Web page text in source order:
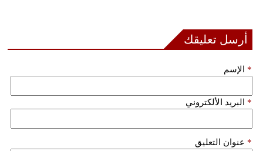
أرسل تعليقك
الإسم *
البريد الألكتروني *
عنوان التعليق *